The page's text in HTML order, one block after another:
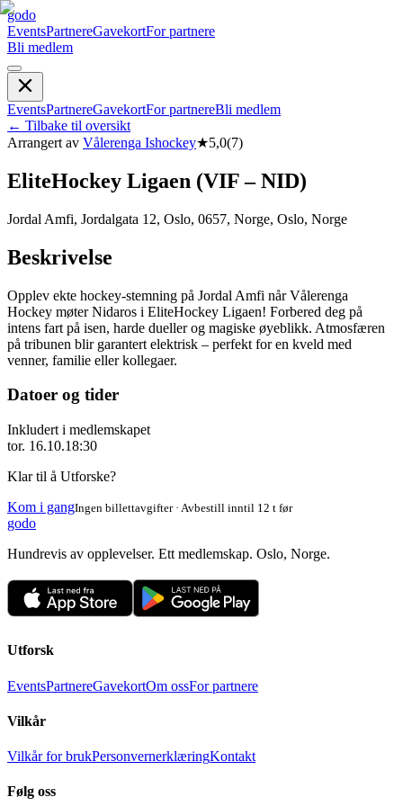
godo
EventsPartnereGavekortFor partnere
Bli medlem
EventsPartnereGavekortFor partnereBli medlem
← Tilbake til oversikt
Arrangert av Vålerenga Ishockey★5,0(7)
EliteHockey Ligaen (VIF – NID)
Jordal Amfi, Jordalgata 12, Oslo, 0657, Norge, Oslo, Norge
Beskrivelse
Opplev ekte hockey-stemning på Jordal Amfi når Vålerenga
Hockey møter Nidaros i EliteHockey Ligaen! Forbered deg på
intens fart på isen, harde dueller og magiske øyeblikk. Atmosfæren
på tribunen blir garantert elektrisk – perfekt for en kveld med
venner, familie eller kollegaer.
Datoer og tider
Inkludert i medlemskapet
tor. 16.10.18:30
Klar til å Utforske?
Kom i gangIngen billettavgifter · Avbestill inntil 12 t før
godo
Hundrevis av opplevelser. Ett medlemskap. Oslo, Norge.
Utforsk
EventsPartnereGavekortOm ossFor partnere
Vilkår
Vilkår for brukPersonvernerklæringKontakt
Følg oss